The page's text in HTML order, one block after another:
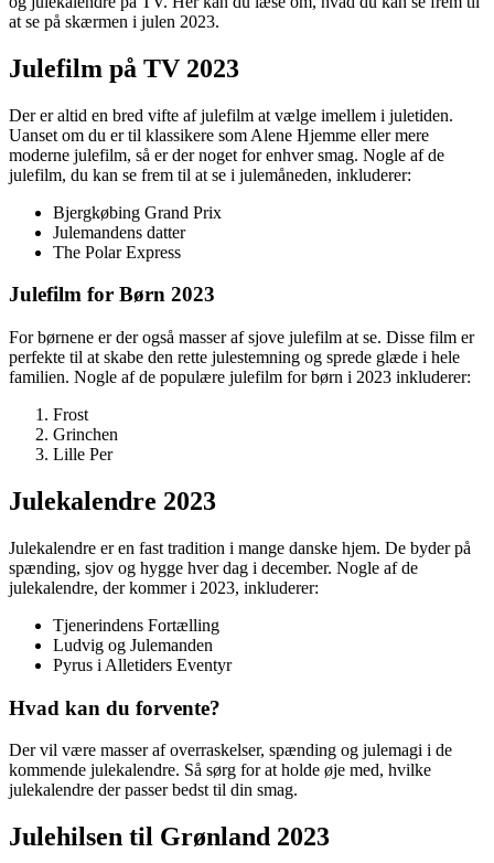
at se på skærmen i julen 2023.
Julefilm på TV 2023
Der er altid en bred vifte af julefilm at vælge imellem i juletiden.
Uanset om du er til klassikere som Alene Hjemme eller mere
moderne julefilm, så er der noget for enhver smag. Nogle af de
julefilm, du kan se frem til at se i julemåneden, inkluderer:
Bjergkøbing Grand Prix
Julemandens datter
The Polar Express
Julefilm for Børn 2023
For børnene er der også masser af sjove julefilm at se. Disse film er
perfekte til at skabe den rette julestemning og sprede glæde i hele
familien. Nogle af de populære julefilm for børn i 2023 inkluderer:
Frost
Grinchen
Lille Per
Julekalendre 2023
Julekalendre er en fast tradition i mange danske hjem. De byder på
spænding, sjov og hygge hver dag i december. Nogle af de
julekalendre, der kommer i 2023, inkluderer:
Tjenerindens Fortælling
Ludvig og Julemanden
Pyrus i Alletiders Eventyr
Hvad kan du forvente?
Der vil være masser af overraskelser, spænding og julemagi i de
kommende julekalendre. Så sørg for at holde øje med, hvilke
julekalendre der passer bedst til din smag.
Julehilsen til Grønland 2023